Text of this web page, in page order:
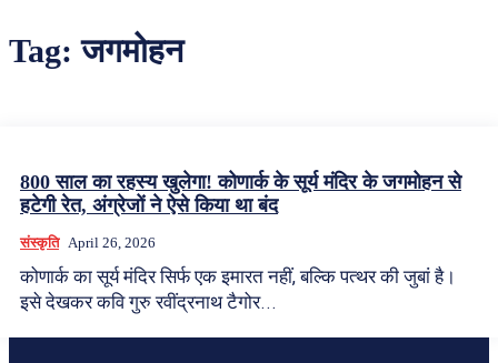
Tag:जगमोहन
800 साल का रहस्य खुलेगा! कोणार्क के सूर्य मंदिर के जगमोहन से
हटेगी रेत, अंग्रेजों ने ऐसे किया था बंद
संस्कृति April 26, 2026
कोणार्क का सूर्य मंदिर सिर्फ एक इमारत नहीं, बल्कि पत्थर की जुबां है।
इसे देखकर कवि गुरु रवींद्रनाथ टैगोर...